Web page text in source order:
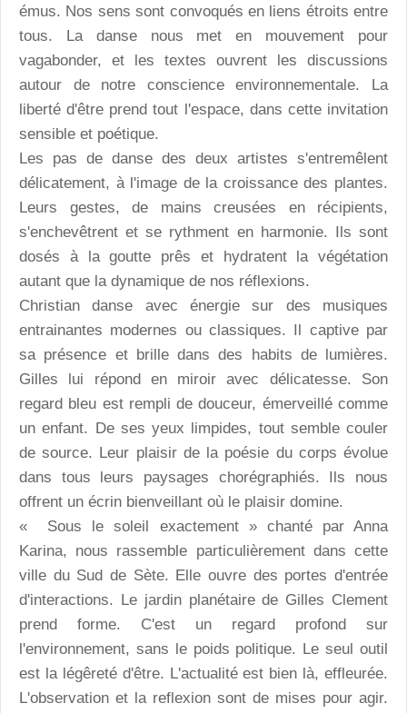
émus. Nos sens sont convoqués en liens étroits entre
tous. La danse nous met en mouvement pour
vagabonder, et les textes ouvrent les discussions
autour de notre conscience environnementale. La
liberté d'être prend tout l'espace, dans cette invitation
sensible et poétique.
Les pas de danse des deux artistes s'entremêlent
délicatement, à l'image de la croissance des plantes.
Leurs gestes, de mains creusées en récipients,
s'enchevêtrent et se rythment en harmonie. Ils sont
dosés à la goutte prês et hydratent la végétation
autant que la dynamique de nos réflexions.
Christian danse avec énergie sur des musiques
entrainantes modernes ou classiques. Il captive par
sa présence et brille dans des habits de lumières.
Gilles lui répond en miroir avec délicatesse. Son
regard bleu est rempli de douceur, émerveillé comme
un enfant. De ses yeux limpides, tout semble couler
de source. Leur plaisir de la poésie du corps évolue
dans tous leurs paysages chorégraphiés. Ils nous
offrent un écrin bienveillant où le plaisir domine.
« Sous le soleil exactement » chanté par Anna
Karina, nous rassemble particulièrement dans cette
ville du Sud de Sète. Elle ouvre des portes d'entrée
d'interactions. Le jardin planétaire de Gilles Clement
prend forme. C'est un regard profond sur
l'environnement, sans le poids politique. Le seul outil
est la légêreté d'être. L'actualité est bien là, effleurée.
L'observation et la reflexion sont de mises pour agir.